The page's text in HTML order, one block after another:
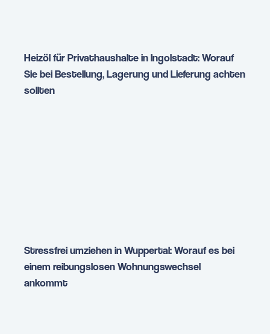
Heizöl für Privathaushalte in Ingolstadt: Worauf
Sie bei Bestellung, Lagerung und Lieferung achten
sollten
Stressfrei umziehen in Wuppertal: Worauf es bei
einem reibungslosen Wohnungswechsel
ankommt